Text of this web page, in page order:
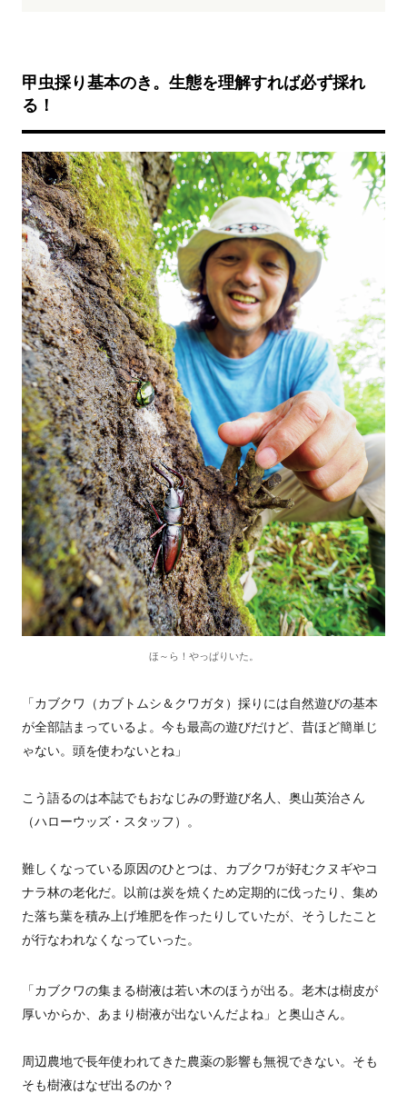
甲虫採り基本のき。生態を理解すれば必ず採れ
る！
ほ～ら！やっぱりいた。
「カブクワ（カブトムシ＆クワガタ）採りには自然遊びの基本
が全部詰まっているよ。今も最高の遊びだけど、昔ほど簡単じ
ゃない。頭を使わないとね」
こう語るのは本誌でもおなじみの野遊び名人、奥山英治さん
（ハローウッズ・スタッフ）。
難しくなっている原因のひとつは、カブクワが好むクヌギやコ
ナラ林の老化だ。以前は炭を焼くため定期的に伐ったり、集め
た落ち葉を積み上げ堆肥を作ったりしていたが、そうしたこと
が行なわれなくなっていった。
「カブクワの集まる樹液は若い木のほうが出る。老木は樹皮が
厚いからか、あまり樹液が出ないんだよね」と奥山さん。
周辺農地で長年使われてきた農薬の影響も無視できない。そも
そも樹液はなぜ出るのか？